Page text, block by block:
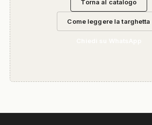
Torna al catalogo
Come leggere la targhetta